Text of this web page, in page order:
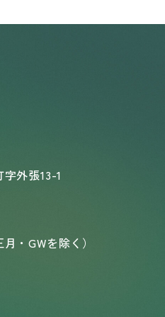
外張13-1
・GWを除く）